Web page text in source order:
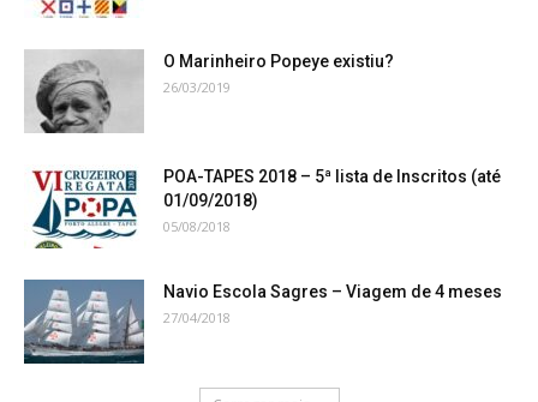
O Marinheiro Popeye existiu?
26/03/2019
POA-TAPES 2018 – 5ª lista de Inscritos (até
01/09/2018)
05/08/2018
Navio Escola Sagres – Viagem de 4 meses
27/04/2018